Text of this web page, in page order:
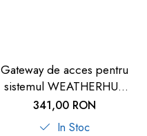
Gateway de acces pentru
sistemul WEATHERHUB
SmartHome, TFA
31.4000.02
341,00 RON
In Stoc